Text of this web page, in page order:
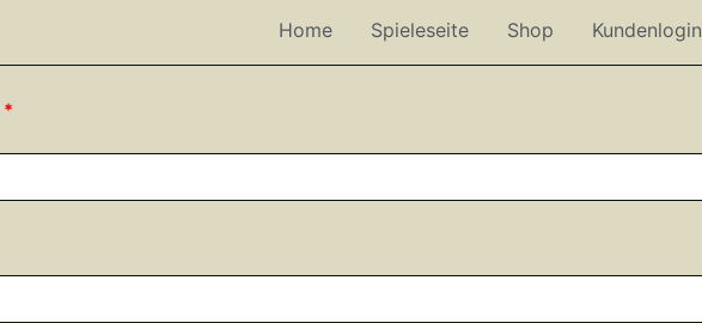
Home Spieleseite Shop Kundenlogin
*